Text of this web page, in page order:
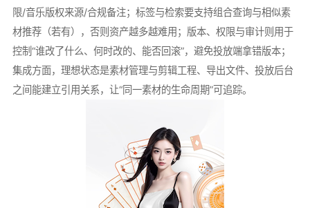
限/音乐版权来源/合规备注；标签与检索要支持组合查询与相似素
材推荐（若有），否则资产越多越难用；版本、权限与审计则用于
控制“谁改了什么、何时改的、能否回滚”，避免投放端拿错版本；
集成方面，理想状态是素材管理与剪辑工程、导出文件、投放后台
之间能建立引用关系，让“同一素材的生命周期”可追踪。